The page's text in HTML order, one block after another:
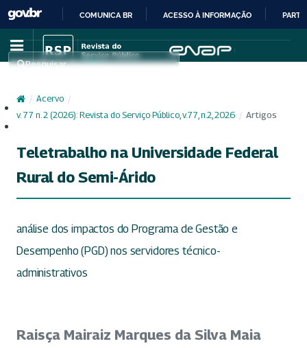
IR
PARA
COMUNICA BR ACESSO À INFORMAÇÃO
Pesquisar
/ Acervo /
v. 77 n. 2 (2026): Revista do Serviço Público, v.77, n.2, 2026 / Artigos
Teletrabalho na Universidade Federal
Rural do Semi-Árido
análise dos impactos do Programa de Gestão e
Desempenho (PGD) nos servidores técnico-
administrativos
Raisça Mairaiz Marques da Silva Maia